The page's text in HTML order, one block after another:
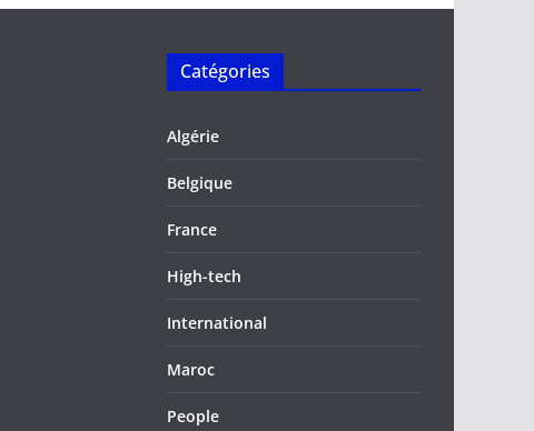
Catégories
Algérie
Belgique
France
High-tech
International
Maroc
People